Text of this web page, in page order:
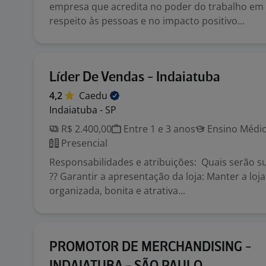
empresa que acredita no poder do trabalho em
respeito às pessoas e no impacto positivo...
Líder De Vendas - Indaiatuba
4,2
Caedu
Indaiatuba - SP
R$ 2.400,00
Entre 1 e 3 anos
Ensino
Presencial
Responsabilidades e atribuições: Quais serão
?? Garantir a apresentação da loja: Manter a loja
organizada, bonita e atrativa...
PROMOTOR DE MERCHANDISING -